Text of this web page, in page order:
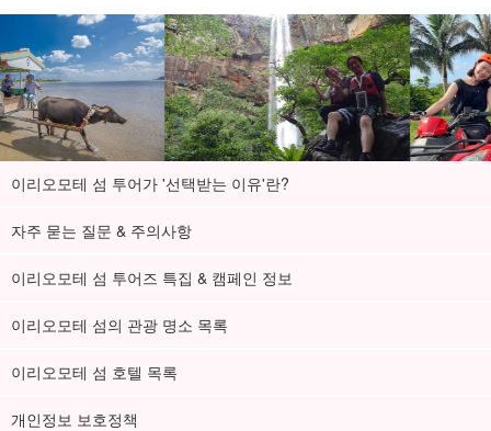
이리오모테 섬 투어가 '선택받는 이유'란?
자주 묻는 질문 & 주의사항
이리오모테 섬 투어즈 특집 & 캠페인 정보
이리오모테 섬의 관광 명소 목록
이리오모테 섬 호텔 목록
개인정보 보호정책